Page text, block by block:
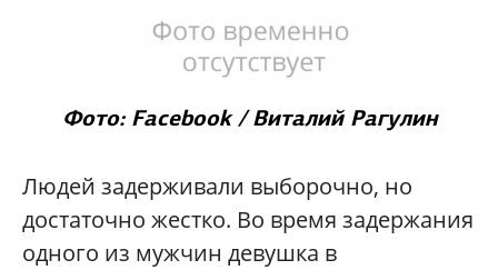
Фото: Facebook / Виталий Рагулин
Людей задерживали выборочно, но
достаточно жестко. Во время задержания
одного из мужчин девушка в